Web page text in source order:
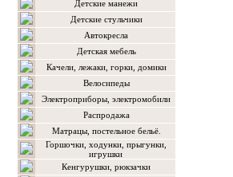
Детские манежи
Детские стульчики
Автокресла
Детская мебель
Качели, лежаки, горки, домики
Велосипеды
Электроприборы, электромобили
Распродажа
Матрацы, постельное бельё.
Горшочки, ходунки, прыгунки,
игрушки
Кенгурушки, рюкзачки